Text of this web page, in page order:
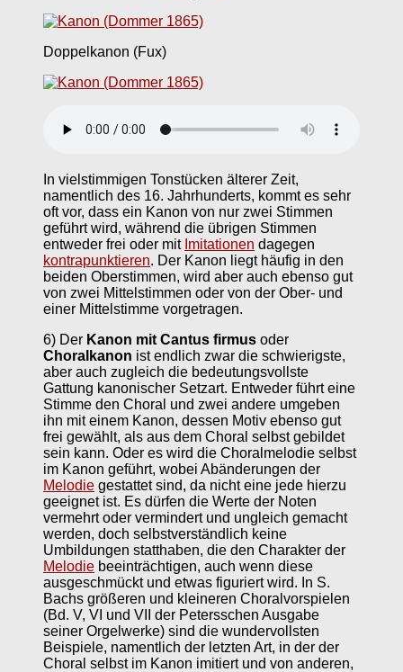
Doppelkanon (Fux)
In vielstimmigen Tonstücken älterer Zeit,
namentlich des 16. Jahrhunderts, kommt es sehr
oft vor, dass ein Kanon von nur zwei Stimmen
geführt wird, während die übrigen Stimmen
entweder frei oder mit Imitationen dagegen
kontrapunktieren. Der Kanon liegt häufig in den
beiden Oberstimmen, wird aber auch ebenso gut
von zwei Mittelstimmen oder von der Ober- und
einer Mittelstimme vorgetragen.
6) Der Kanon mit Cantus firmus oder
Choralkanon ist endlich zwar die schwierigste,
aber auch zugleich die bedeutungsvollste
Gattung kanonischer Setzart. Entweder führt eine
Stimme den Choral und zwei andere umgeben
ihn mit einem Kanon, dessen Motiv ebenso gut
frei gewählt, als aus dem Choral selbst gebildet
sein kann. Oder es wird die Choralmelodie selbst
im Kanon geführt, wobei Abänderungen der
Melodie gestattet sind, da nicht eine jede hierzu
geeignet ist. Es dürfen die Werte der Noten
vermehrt oder vermindert und ungleich gemacht
werden, doch selbstverständlich keine
Umbildungen statthaben, die den Charakter der
Melodie beeinträchtigen, auch wenn diese
ausgeschmückt und etwas figuriert wird. In S.
Bachs größeren und kleineren Choralvorspielen
(Bd. V, VI und VII der Petersschen Ausgabe
seiner Orgelwerke) sind die wundervollsten
Beispiele, namentlich der letzten Art, in der der
Choral selbst im Kanon imitiert und von anderen,